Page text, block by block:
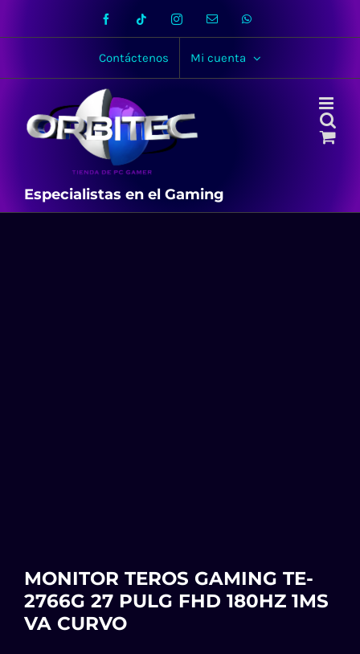
Facebook Tiktok InstagramEmail WhatsApp
Contáctenos Mi cuenta
Especialistas en el Gaming
MONITOR TEROS GAMING TE-
2766G 27 PULG FHD 180HZ 1MS
VA CURVO